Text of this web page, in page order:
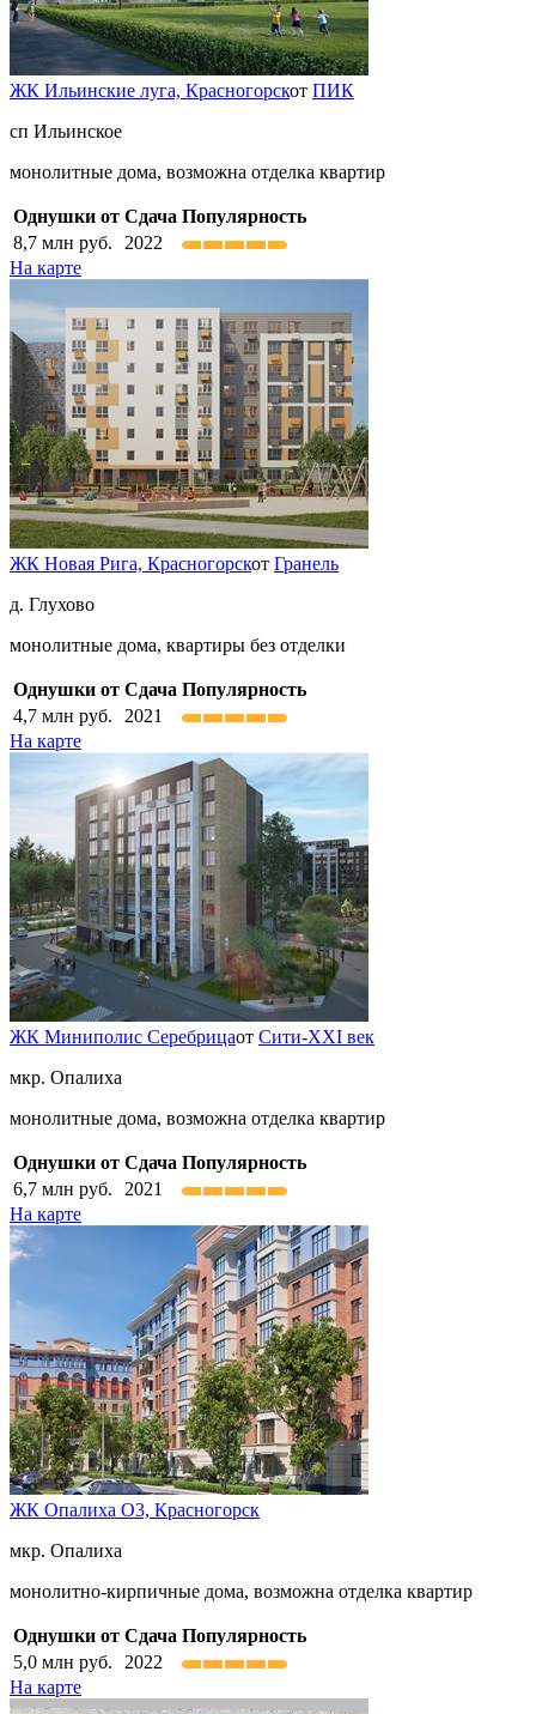
ЖК Ильинские луга, Красногорскот ПИК
сп Ильинское
монолитные дома, возможна отделка квартир
Однушки от Сдача Популярность
8,7 млн руб.
2022
На карте
ЖК Новая Рига, Красногорскот Гранель
д. Глухово
монолитные дома, квартиры без отделки
Однушки от Сдача Популярность
4,7 млн руб.
2021
На карте
ЖК Миниполис Серебрицаот Сити-XXI век
мкр. Опалиха
монолитные дома, возможна отделка квартир
Однушки от Сдача Популярность
6,7 млн руб.
2021
На карте
ЖК Опалиха О3, Красногорск
мкр. Опалиха
монолитно-кирпичные дома, возможна отделка квартир
Однушки от Сдача Популярность
5,0 млн руб.
2022
На карте